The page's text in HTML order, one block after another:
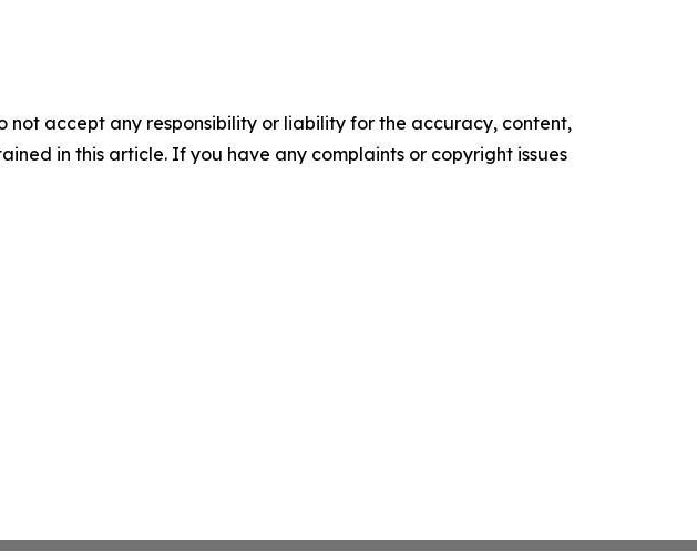
not accept any responsibility or liability for the accuracy, content,
in this article. If you have any complaints or copyright issues